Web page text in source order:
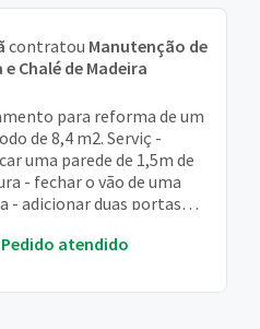
contratou Manutenção de
e Chalé de Madeira
para reforma de um
de 8,4 m2. Serviç -
uma parede de 1,5m de
- fechar o vão de uma
- adicionar duas portas
- inst...
Pedido atendido